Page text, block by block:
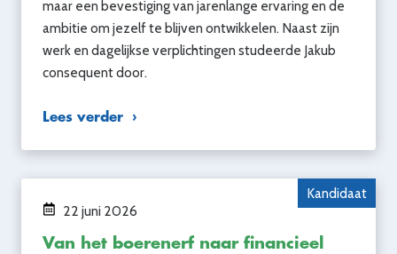
maar een bevestiging van jarenlange ervaring en de
ambitie om jezelf te blijven ontwikkelen. Naast zijn
werk en dagelijkse verplichtingen studeerde Jakub
consequent door.
Lees verder
Kandidaat
22 juni 2026
Van het boerenerf naar financieel